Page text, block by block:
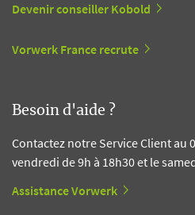
Devenir conseiller Kobold
Vorwerk France recrute
Besoin d'aide ?
Contactez notre Service Client au
vendredi de 9h à 18h30 et le
Assistance Vorwerk